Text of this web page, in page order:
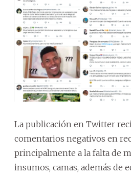
La publicación en Twitter
comentarios negativos en
principalmente a la falta de
insumos, camas, además de